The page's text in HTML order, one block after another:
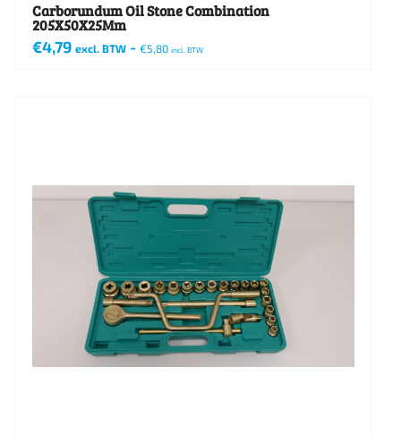
Carborundum Oil Stone Combination
205X50X25Mm
€4,79 excl. BTW - €5,80 incl. BTW